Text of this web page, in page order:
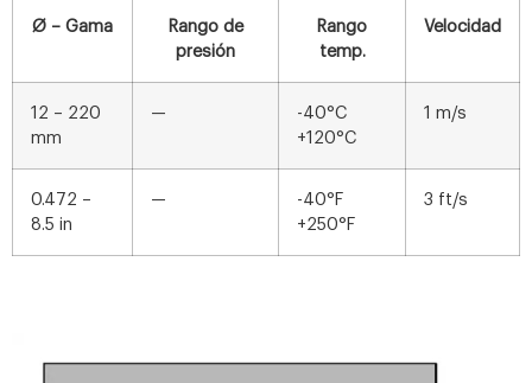
Ø – Gama
Rango de
presión
Rango
temp.
Velocidad
12 – 220
mm
—
-40°C
+120°C
1 m/s
0.472 –
8.5 in
—
-40°F
+250°F
3 ft/s